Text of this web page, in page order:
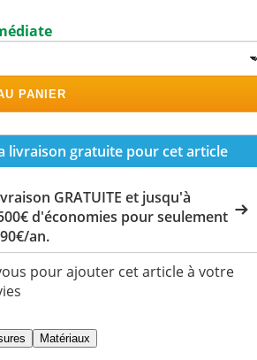
PANIER
livraison gratuite pour cet article
GRATUITE et jusqu'à
d'économies pour seulement
an.
pour ajouter cet article à votre
Matériaux